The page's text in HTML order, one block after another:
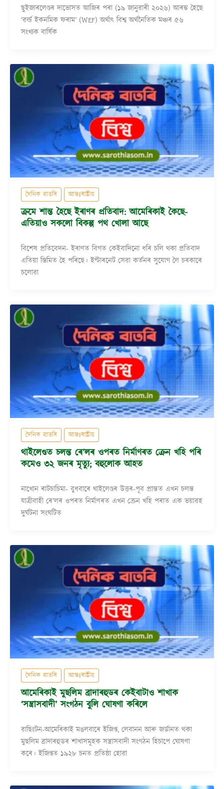
ছুইজাৰলেণ্ডৰ দাভোসত আজিৰ পৰা (১৯ জানুৱাৰী ২০২৬) আৰম্ভ হৈছে
‘ৱৰ্ল্ড ইকনমিক ফৰাম’ (WEF) অৰ্থাৎ বিশ্ব অৰ্থনৈতিক মঞ্চৰ ৫৬
সংখ্যক বাৰ্ষিক
দৈনিক বাতৰি আন্তঃৰাষ্ট্ৰীয়
ক্ৰমে শান্ত হৈছে ইৰাণৰ প্ৰতিবাদ: আমেৰিকাই কৈছে-
এতিয়াও সকলো বিকল্প পথ খোলা আছে
বিশেষ প্ৰতিবেদন- ইৰাণত বিগত কেইবাদিনো ধৰি চলি থকা প্ৰতিবাদ
এতিয়া স্তিমিত হৈ পৰিছে। ইণ্টাৰনেট সেৱা কৰ্তনৰ সুযোগ লৈ চৰকাৰে
চলোৱা
দৈনিক বাতৰি আন্তঃৰাষ্ট্ৰীয়
থাইলেণ্ডত চলন্ত ৰে’লৰ ওপৰত নিৰ্মাণৰত ক্ৰেন খহি পৰি
কমেও ৩২ জনৰ মৃত্যু; বহুলোক আহত
নাখোন ৰাটচাচিমা- বুধবাৰে থাইলেণ্ডৰ উত্তৰ-পূব প্ৰান্তত এখন চলন্ত
যাত্ৰীবাহী ৰে’লৰ ওপৰত নিৰ্মাণৰত এখন ক্ৰেন খহি পৰাত এক ভয়াৱহ
দুৰ্ঘটনা সংঘটিত
দৈনিক বাতৰি আন্তঃৰাষ্ট্ৰীয়
আমেৰিকাই মুছলিম ব্ৰাদাৰহুডৰ কেইবাটাও শাখাক
‘সন্ত্ৰাসবাদী’ সংগঠন বুলি ঘোষণা কৰিলে
ৱাছিংটন-আমেৰিকাই মঙলবাৰে ইজিপ্ত, লেবানন আৰু জৰ্ডানত থকা
মুছলিম ব্ৰাদাৰহুডৰ শাখাসমূহক সন্ত্ৰাসবাদী সংগঠন হিচাপে ঘোষণা
কৰে। ইজিপ্তত ১৯২৮ চনত প্ৰতিষ্ঠা হোৱা